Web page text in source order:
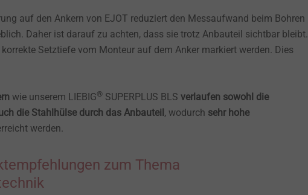
auf den Ankern von EJOT reduziert den Messaufwand beim Bohren
Daher ist darauf zu achten, dass sie trotz Anbauteil sichtbar bleibt.
Setztiefe vom Monteur auf dem Anker markiert werden. Dies
wie unserem LIEBIG® SUPERPLUS BLS verlaufen sowohl die
die Stahlhülse durch das Anbauteil , wodurch sehr hohe
werden.
zum Thema